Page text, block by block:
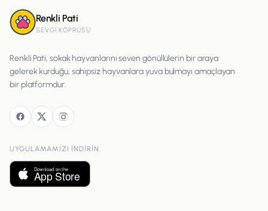
Renkli Pati
SEVGI KÖPRÜSÜ
Renkli Pati, sokak hayvanlarını seven gönüllülerin bir araya
gelerek kurduğu, sahipsiz hayvanlara yuva bulmayı amaçlayan
bir platformdur.
UYGULAMAMIZI INDIRIN